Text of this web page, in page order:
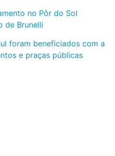
no Pôr do Sol
de Brunelli
foram beneficiados com a
e praças públicas